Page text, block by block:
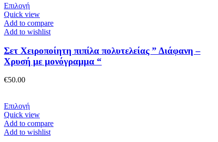
ΕπιλογήΑυτό
το
προϊόν
έχει
παραλλαγές.
Οι
επιλογές
σελίδα
του
προϊόντος
Quick view
Add to compare
Add to wishlist
Σετ Χειροποίητη πιπίλα πολυτελείας ” Διάφανη –
Χρυσή με μονόγραμμα “
€50.00
ΕπιλογήΑυτό
το
προϊόν
έχει
Quick view
Add to compare
Add to wishlist